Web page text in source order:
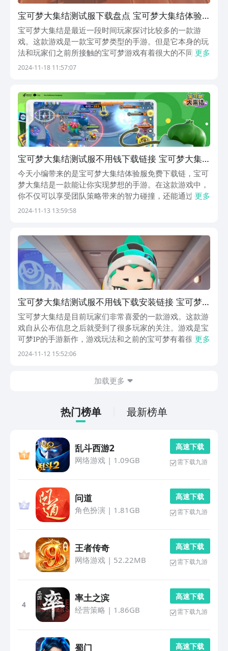
宝可梦大集结测试服下载盘点 宝可梦大集结体验
服在哪下
宝可梦大集结是最近一段时间玩家探讨比较多的一款游
戏。这款游戏是一款宝可梦类型的手游。但是它本身的玩
法和玩家们之前所接触的宝可梦游戏有着很大的不同。下
面将为大家带来宝可梦大集结体验服下载介绍。很多玩家
可...
更多
2024-11-18 11:57:07
宝可梦大集结测试服不用钱下载链接 宝可梦大集
结体验服下载免费地址
今天小编带来的是宝可梦大集结体验服免费下载链，宝可
梦大集结是一款能让你实现梦想的手游。在这款游戏中，
你不仅可以享受团队策略带来的智力碰撞，还能通过各种
独特玩法，与全世界的训练家们展开激烈对决。这对于老
址》...
更多
2024-11-13 13:59:58
宝可梦大集结测试服不用钱下载安装链接 宝可梦
大集结体验服下载推荐
宝可梦大集结是目前玩家们非常喜爱的一款游戏。这款游
戏自从公布信息之后就受到了很多玩家的关注。游戏是宝
可梦IP的手游新作，游戏玩法和之前的宝可梦有着很大的
差别。下面带来宝可梦大集结体验服免费下载说明。不少
更多
2024-11-12 15:52:06
加载更多
热门榜单 最新榜单
乱斗西游2
网络游戏| 1.09GB
高 速 下 载
需下载九游
问道
角色扮演 | 1.81GB
高 速 下 载
需下载九游
王者传奇
网络游戏| 52.22MB
高 速 下 载
需下载九游
4
率土之滨
经营策略 | 1.86GB
高 速 下 载
需下载九游
蜀门 高 速 下 载